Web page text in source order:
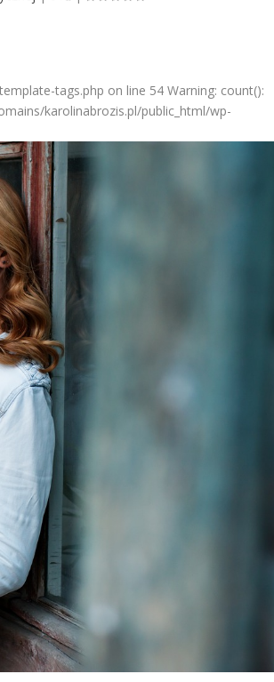
tags.php on line 54 Warning: count():
karolinabrozis.pl/public_html/wp-